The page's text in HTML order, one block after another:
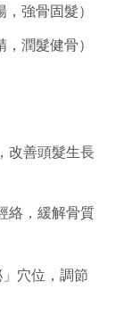
強骨固髮）
潤髮健骨）
改善頭髮生長
絡，緩解骨質
穴位，調節